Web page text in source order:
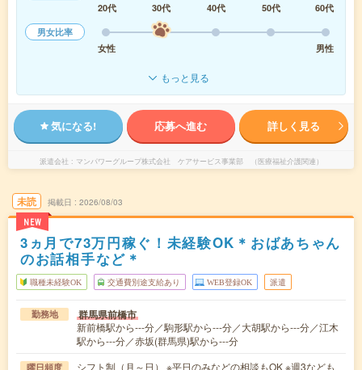
20代
30代 40代 50代
60代
男女比率
女性
男性
もっと見る
気になる! 応募へ進む 詳しく見る
派遣会社 マンパワーグループ株式会社 ケアサービス事業部 （医療福祉介護関連）
未読
NEW
掲載日 2026/08/03
3ヵ月で73万円稼ぐ！未経験OK＊おばあちゃん
のお話相手など＊
職種未経験OK 交通費別途支給あり WEB登録OK 派遣
勤務地 群馬県前橋市
新前橋駅から---分／駒形駅から---分／大胡駅から---分／江木
駅から---分／赤坂(群馬県)駅から---分
曜日頻度 シフト制（月～日） ※平日のみなどの相談もOK ※週3なども